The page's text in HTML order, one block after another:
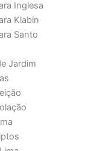
Inglesa
Klabin
Santo
Jardim